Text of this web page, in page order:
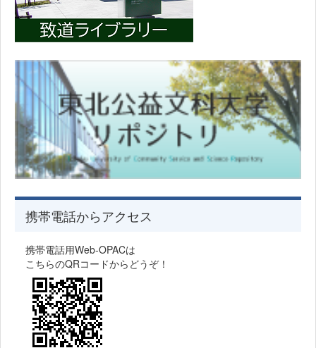
携帯電話からアクセス
携帯電話用Web-OPACは
こちらのQRコードからどうぞ！